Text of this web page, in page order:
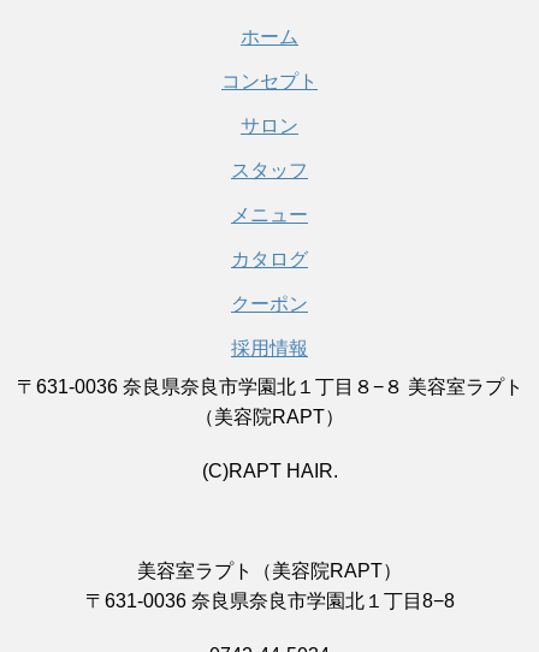
ホーム
コンセプト
サロン
スタッフ
メニュー
カタログ
クーポン
採用情報
〒631-0036 奈良県奈良市学園北１丁目８−８ 美容室ラプト
（美容院RAPT）
(C)RAPT HAIR.
美容室ラプト（美容院RAPT）
〒631-0036 奈良県奈良市学園北１丁目8−8